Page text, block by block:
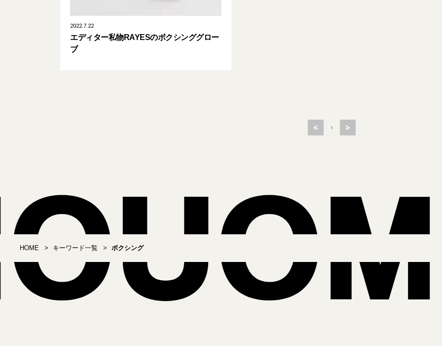
2022.7.22
エディター私物RAYESのボクシンググロー
ブ
< 1 >
HOME キーワード一覧 ボクシング